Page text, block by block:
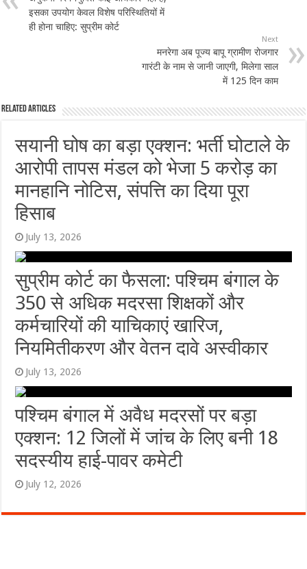
इसका उपयोग केवल विशेष परिस्थितियों में
ही होना चाहिए: सुप्रीम कोर्ट
Next
मनरेगा अब पूज्य बापू ग्रामीण रोजगार
गारंटी के नाम से जानी जाएगी, मिलेगा साल
में 125 दिन काम
Related Articles
सयानी घोष का बड़ा एक्शन: भर्ती घोटाले के
आरोपी तापस मंडल को भेजा 5 करोड़ का
मानहानि नोटिस, संपत्ति का दिया पूरा
हिसाब
July 13, 2026
सुप्रीम कोर्ट का फैसला: पश्चिम बंगाल के
350 से अधिक मदरसा शिक्षकों और
कर्मचारियों की याचिकाएं खारिज,
नियमितीकरण और वेतन दावे अस्वीकार
July 13, 2026
पश्चिम बंगाल में अवैध मदरसों पर बड़ा
एक्शन: 12 जिलों में जांच के लिए बनी 18
सदस्यीय हाई-पावर कमेटी
July 12, 2026